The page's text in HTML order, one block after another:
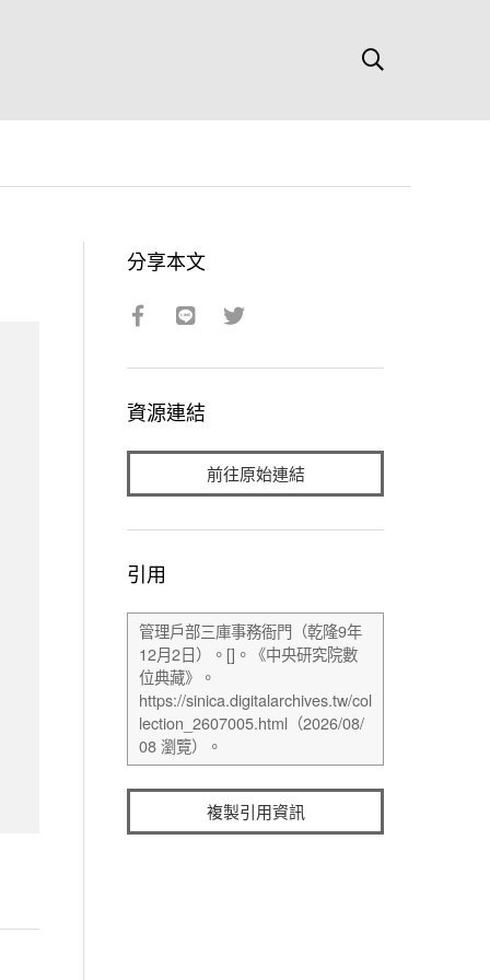
分享本文
資源連結
前往原始連結
引用
複製引用資訊